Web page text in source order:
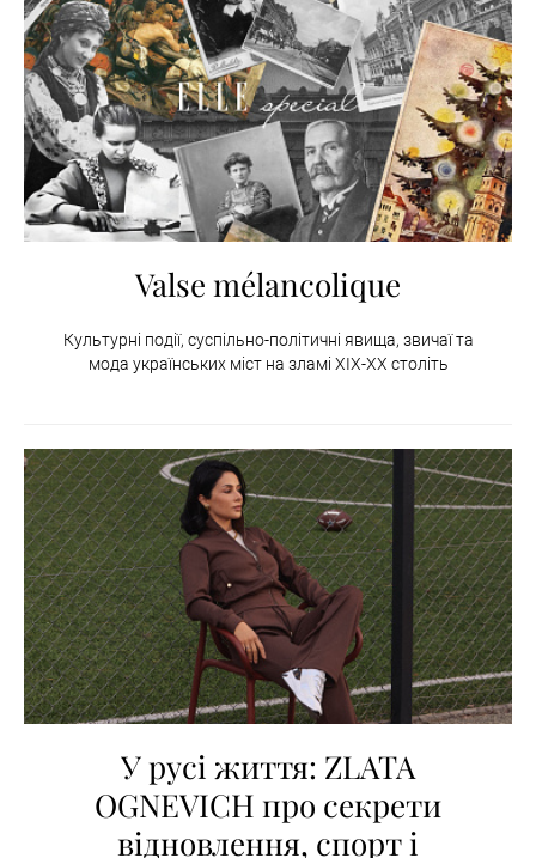
Valse mélancolique
Культурні події, суспільно-політичні явища, звичаї та
мода українських міст на зламі XIX-XX століть
У русі життя: ZLATA
OGNEVICH про секрети
відновлення, спорт і